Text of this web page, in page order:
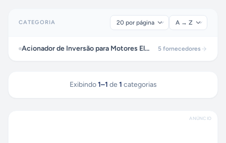
CATEGORIA
Acionador de Inversão para Motores Elétricos 5 fornecedores
Exibindo 1–1 de 1 categorias
ANÚNCIO